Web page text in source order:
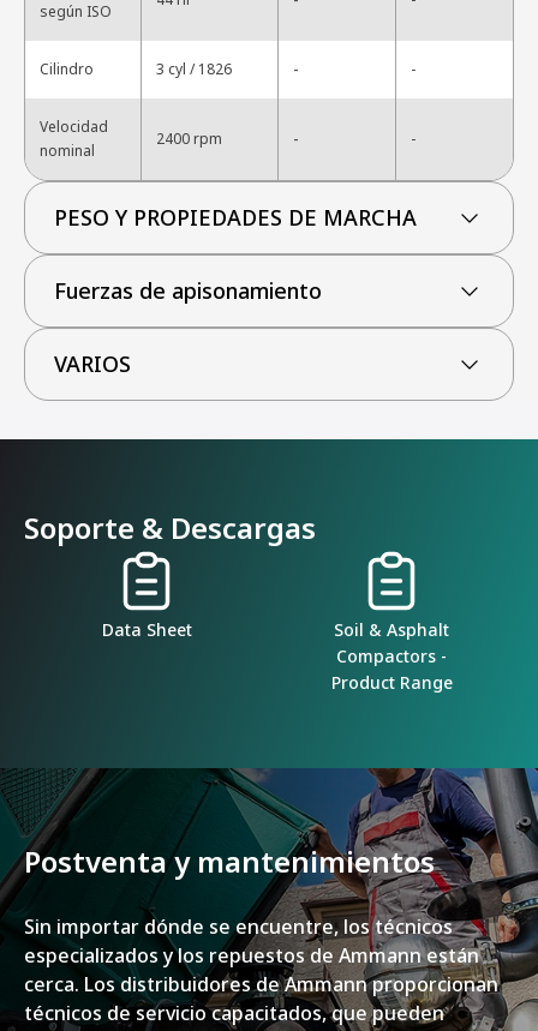
según ISO
Cilindro 3 cyl / 1826 - -
Velocidad
nominal
2400 rpm - -
PESO Y PROPIEDADES DE MARCHA
Fuerzas de apisonamiento
VARIOS
Soporte & Descargas
Data Sheet
Soil & Asphalt
Compactors -
Product Range
Postventa y mantenimientos
Sin importar dónde se encuentre, los técnicos
especializados y los repuestos de Ammann están
cerca. Los distribuidores de Ammann proporcionan
técnicos de servicio capacitados, que pueden